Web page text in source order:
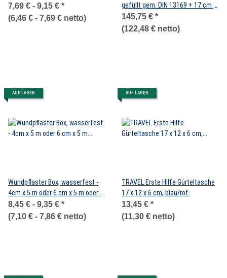
7,69 € - 9,15 € *
(6,46 € - 7,69 € netto)
gefüllt gem. DIN 13169 + 17 cm x
35 cm x 27 cm
145,75 € *
(122,48 € netto)
AUF LAGER
Wundpflaster Box, wasserfest -
4cm x 5 m oder 6 cm x 5 m oder 8
cm x 5 m
8,45 € - 9,35 € *
(7,10 € - 7,86 € netto)
AUF LAGER
TRAVEL Erste Hilfe Gürteltasche
17 x 12 x 6 cm, blau/rot.
13,45 € *
(11,30 € netto)